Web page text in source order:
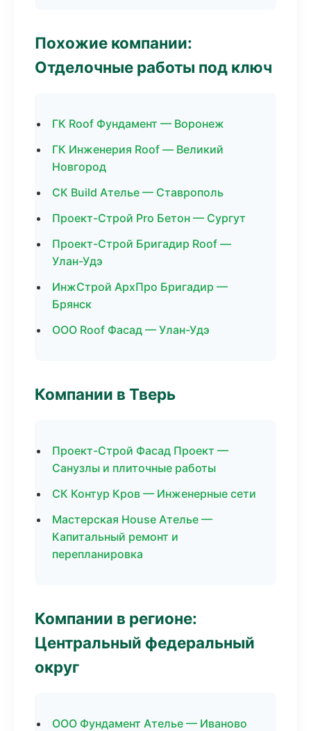
Похожие компании:
Отделочные работы под ключ
ГК Roof Фундамент — Воронеж
ГК Инженерия Roof — Великий
Новгород
СК Build Ателье — Ставрополь
Проект-Строй Pro Бетон — Сургут
Проект-Строй Бригадир Roof —
Улан-Удэ
ИнжСтрой АрхПро Бригадир —
Брянск
ООО Roof Фасад — Улан-Удэ
Компании в Тверь
Проект-Строй Фасад Проект —
Санузлы и плиточные работы
СК Контур Кров — Инженерные сети
Мастерская House Ателье —
Капитальный ремонт и
перепланировка
Компании в регионе:
Центральный федеральный
округ
ООО Фундамент Ателье — Иваново